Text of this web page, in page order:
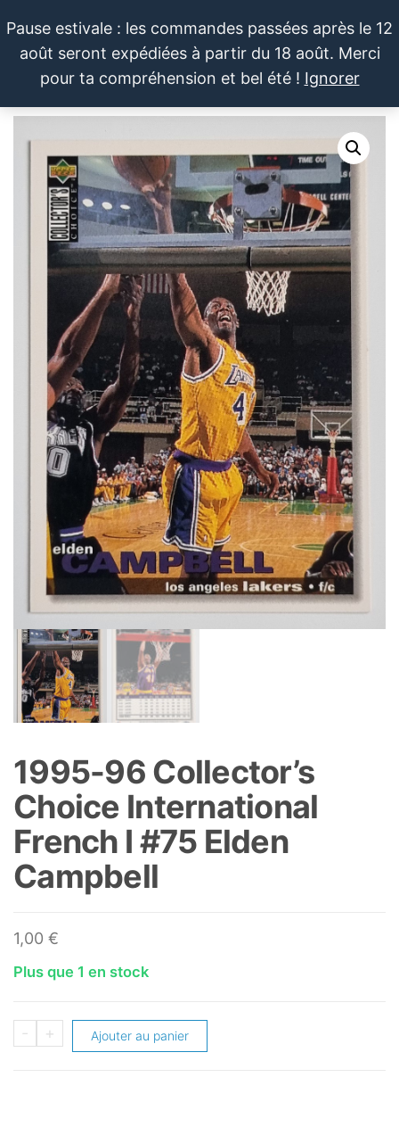
au
contenu
Pause estivale : les commandes passées après le 12
août seront expédiées à partir du 18 août. Merci
pour ta compréhension et bel été ! Ignorer
LE SPORTIF
DU
DIMANCHE®
Cartes
et
produits
du
sport et
de la
pop
culture
1995-96 Collector’s
Choice International
French I #75 Elden
Campbell
1,00 €
Plus que 1 en stock
-
quantité
+ Ajouter au panier